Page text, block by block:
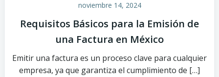
noviembre 14, 2024
Requisitos Básicos para la Emisión de
una Factura en México
Emitir una factura es un proceso clave para cualquier
empresa, ya que garantiza el cumplimiento de […]